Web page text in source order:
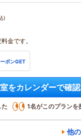
)
金です。
ポンGET
をカレンダーで確
1名がこのプランを
他